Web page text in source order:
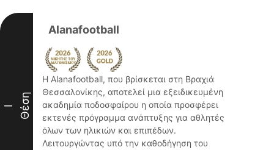
I Θέση
Alanafootball
Η Alanafootball, που βρίσκεται στη Βραχιά
Θεσσαλονίκης, αποτελεί μια εξειδικευμένη
ακαδημία ποδοσφαίρου η οποία προσφέρει
εκτενές πρόγραμμα ανάπτυξης για αθλητές
όλων των ηλικιών και επιπέδων.
Λειτουργώντας υπό την καθοδήγηση του